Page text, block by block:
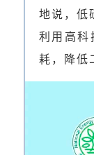
地说，低
利用高科
耗，降低